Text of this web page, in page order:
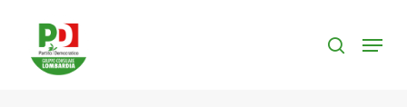
content
search
Menu